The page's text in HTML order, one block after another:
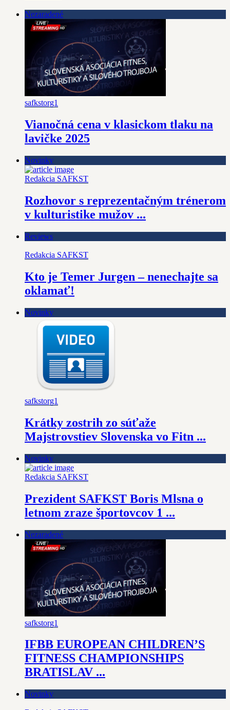
Nezaradené
safkstorg1
Vianočná cena v klasickom tlaku na
lavičke 2025
Novinky
Redakcia SAFKST
Rozhovor s reprezentačným trénerom
v kulturistike mužov ...
Reviews
Redakcia SAFKST
Kto je Temer Jurgen – nenechajte sa
oklamať!
Novinky
safkstorg1
Krátky zostrih zo súťaže
Majstrovstiev Slovenska vo Fitn ...
Novinky
Redakcia SAFKST
Prezident SAFKST Boris Mlsna o
letnom zraze športovcov 1 ...
Nezaradené
safkstorg1
IFBB EUROPEAN CHILDREN’S
FITNESS CHAMPIONSHIPS
BRATISLAV ...
Novinky